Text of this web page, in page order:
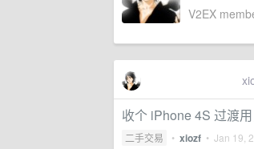
V2EX
收个 iPhone 4S 过渡
二手交易 • xiozf • Jan 19,